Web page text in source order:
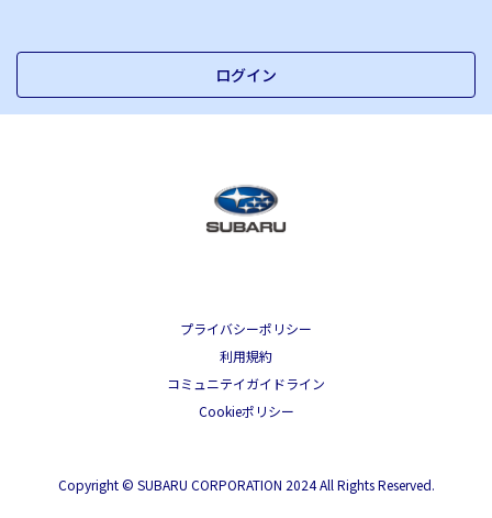
ログイン
プライバシーポリシー
利用規約
コミュニテイガイドライン
Cookieポリシー
Copyright © SUBARU CORPORATION 2024 All Rights Reserved.